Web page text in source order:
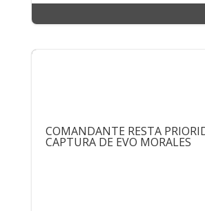
COMANDANTE RESTA
CAPTURA DE EVO MORALES